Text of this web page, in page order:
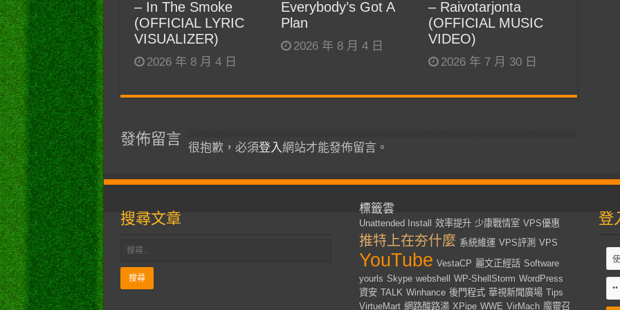
– In The Smoke
(OFFICIAL LYRIC
VISUALIZER)
2026 年 8 月 4 日
Everybody’s Got A
Plan
2026 年 8 月 4 日
– Raivotarjonta
(OFFICIAL MUSIC
VIDEO)
2026 年 7 月 30 日
發佈留言
很抱歉，必須登入網站才能發佈留言。
搜尋文章
標籤雲
Unattended Install 效率提升 少康戰情室 VPS優惠
推特上在夯什麼 系統維運 VPS評測 VPS
YouTube VestaCP 麗文正經話 Software
yourls Skype webshell WP-ShellStorm WordPress
資安 TALK Winhance 後門程式 華視新聞廣場 Tips
VirtueMart 網路酸路湯 XPipe WWE VirMach 魔靈召
登